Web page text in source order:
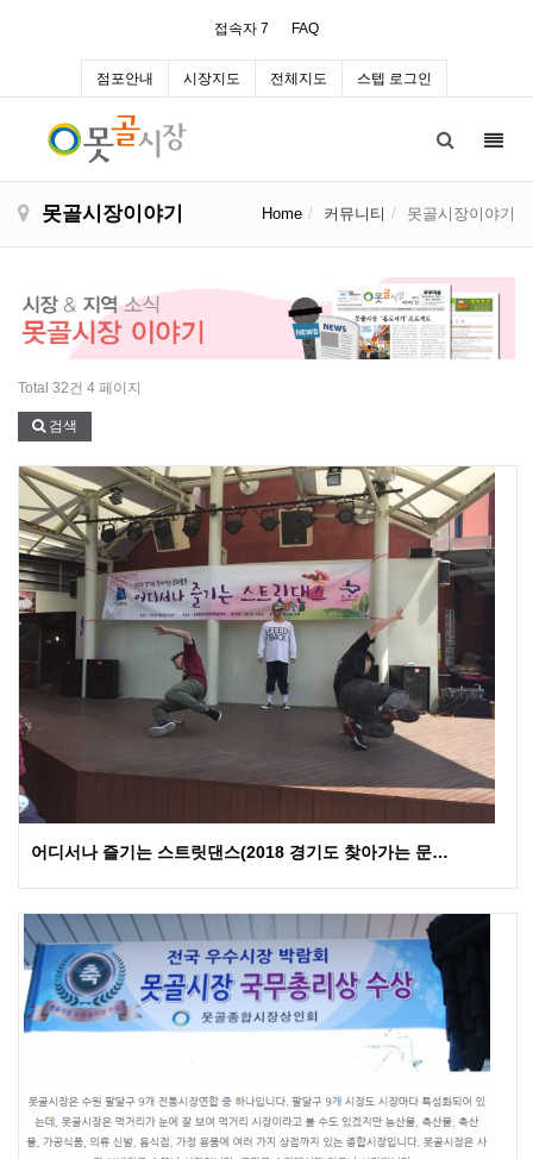
접속자 7 FAQ
점포안내 시장지도 전체지도 스텝 로그인
못골시장이야기 Home 커뮤니티 못골시장이야기
Total 32건 4 페이지
검색
어디서나 즐기는 스트릿댄스(2018 경기도 찾아가는 문…